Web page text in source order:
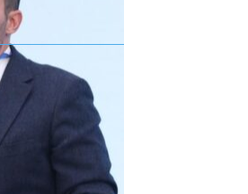
2026
+0,0024 ▲
+0,0027 ▲
+0,0011 ▲